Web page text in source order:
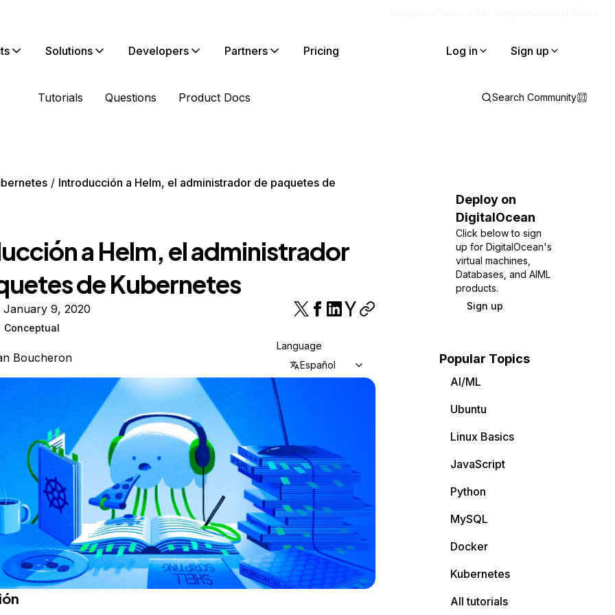
Solutions Developers Partners Pricing Log in Sign up
Tutorials Questions Product Docs Search Community
Introducción a Helm, el administrador de paquetes de
a Helm, el administrador
de Kubernetes
January 9, 2020
Conceptual
Boucheron
Language
Español
Deploy on
DigitalOcean
Click below to sign
up for DigitalOcean's
virtual machines,
Databases, and AIML
products.
Sign up
Popular Topics
AI/ML
Ubuntu
Linux Basics
JavaScript
Python
MySQL
Docker
Kubernetes
All tutorials